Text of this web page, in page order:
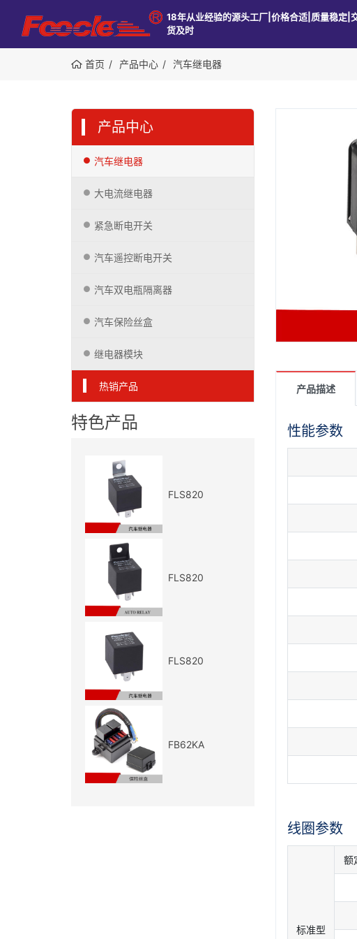
18年从业经验的源头工厂|价格合适|质量稳定|
货及时
首页 产品中心 汽车继电器
产品中心
汽车继电器
大电流继电器
紧急断电开关
汽车遥控断电开关
汽车双电瓶隔离器
汽车保险丝盒
继电器模块
热销产品
特色产品
FLS820
FLS820
FLS820
FB62KA
产品描述
性能参数
线圈参数
标准型
额